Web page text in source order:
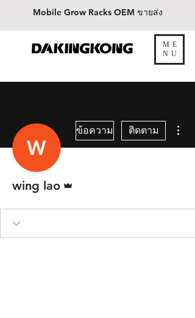
Mobile Grow Racks OEM ขายส่ง
ต้าคิงคอง
ME
NU
ข้อความ ติดตาม
wing lao